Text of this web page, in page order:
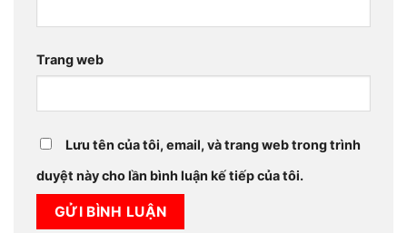
Trang web
Lưu tên của tôi, email, và trang web trong trình
duyệt này cho lần bình luận kế tiếp của tôi.